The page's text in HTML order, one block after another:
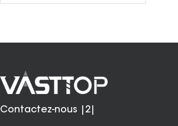
Contactez-nous |2|